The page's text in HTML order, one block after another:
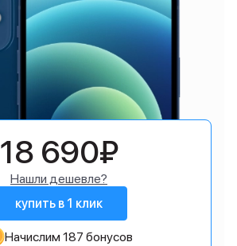
18 690₽
Нашли дешевле?
купить в 1 клик
Начислим 187 бонусов